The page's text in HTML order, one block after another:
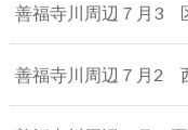
善福寺川周辺７月3
善福寺川周辺７月2